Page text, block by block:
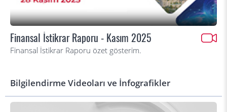
Finansal İstikrar Raporu - Kasım 2025
Finansal İstikrar Raporu özet gösterim.
Bilgilendirme Videoları ve İnfografikler